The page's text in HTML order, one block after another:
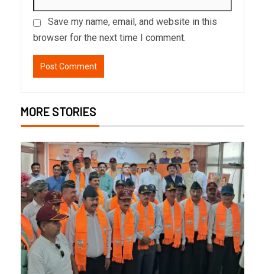
Save my name, email, and website in this
browser for the next time I comment.
MORE STORIES